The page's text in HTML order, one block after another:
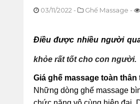
03/11/2022 - Ghế Massage -
Điều được nhiều người
khỏe rất tốt cho con người.
Giá ghế massage toàn thân
Những dòng ghế massage